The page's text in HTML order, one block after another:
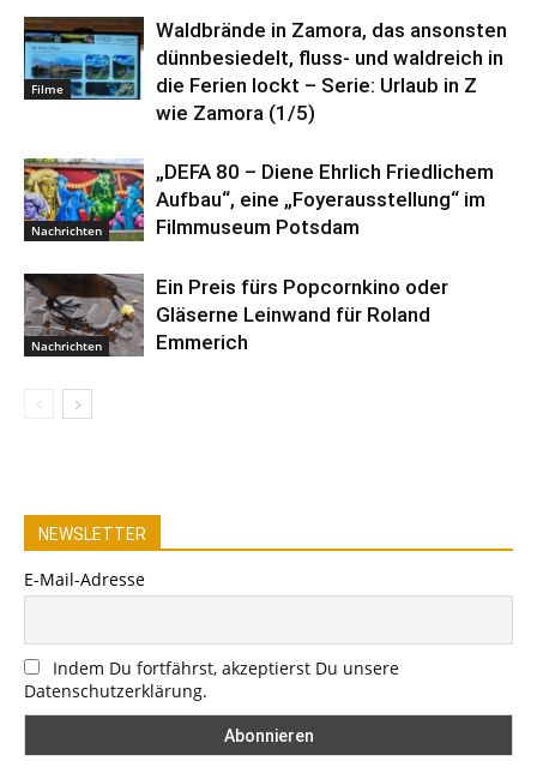
Filme
Waldbrände in Zamora, das ansonsten
dünnbesiedelt, fluss- und waldreich in
die Ferien lockt – Serie: Urlaub in Z
wie Zamora (1/5)
Nachrichten
„DEFA 80 – Diene Ehrlich Friedlichem
Aufbau“, eine „Foyerausstellung“ im
Filmmuseum Potsdam
Nachrichten
Ein Preis fürs Popcornkino oder
Gläserne Leinwand für Roland
Emmerich
NEWSLETTER
E-Mail-Adresse
Indem Du fortfährst, akzeptierst Du unsere
Datenschutzerklärung.